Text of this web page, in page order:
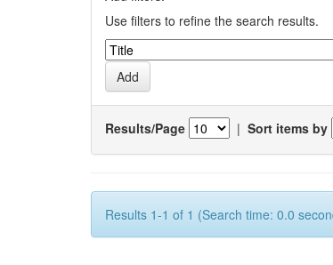
Use filters to refine the search results.
Results/Page | Sort items by
Results 1-1 of 1 (Search time: 0.0